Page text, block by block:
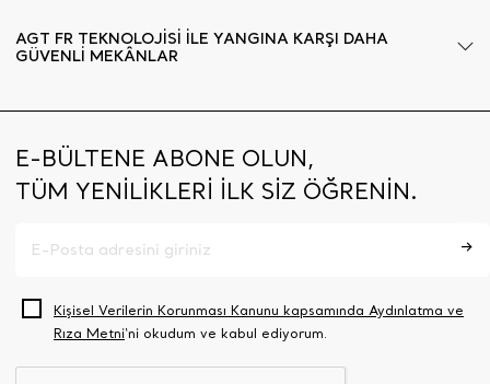
AGT FR TEKNOLOJİSİ İLE YANGINA KARŞI DAHA
GÜVENLİ MEKÂNLAR
E-BÜLTENE ABONE OLUN,
TÜM YENİLİKLERİ İLK SİZ ÖĞRENİN.
Kişisel Verilerin Korunması Kanunu kapsamında Aydınlatma ve
Rıza Metni‘ni okudum ve kabul ediyorum.